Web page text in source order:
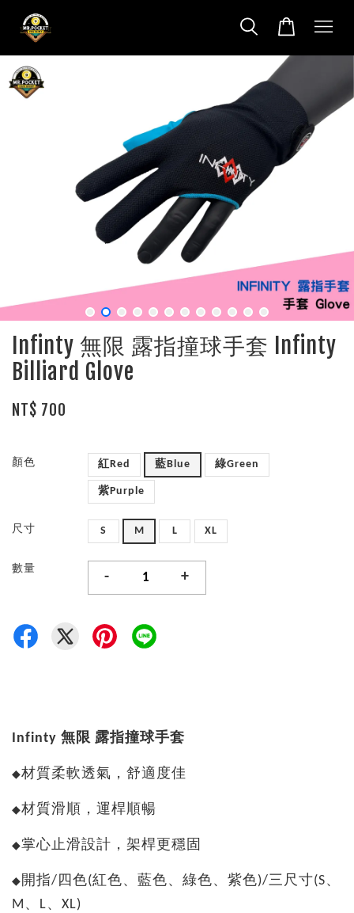
Infinty 無限 露指撞球手套 Infinty
Billiard Glove
NT$ 700
顏色 紅Red 藍Blue 綠Green
紫Purple
尺寸 S M L XL
數量
- +
Infinty 無限 露指撞球手套
◆材質柔軟透氣，舒適度佳
◆材質滑順，運桿順暢
◆掌心止滑設計，架桿更穩固
◆ 開指/四色(紅色、藍色、綠色、紫色)/三尺寸(S、
M、L、XL)